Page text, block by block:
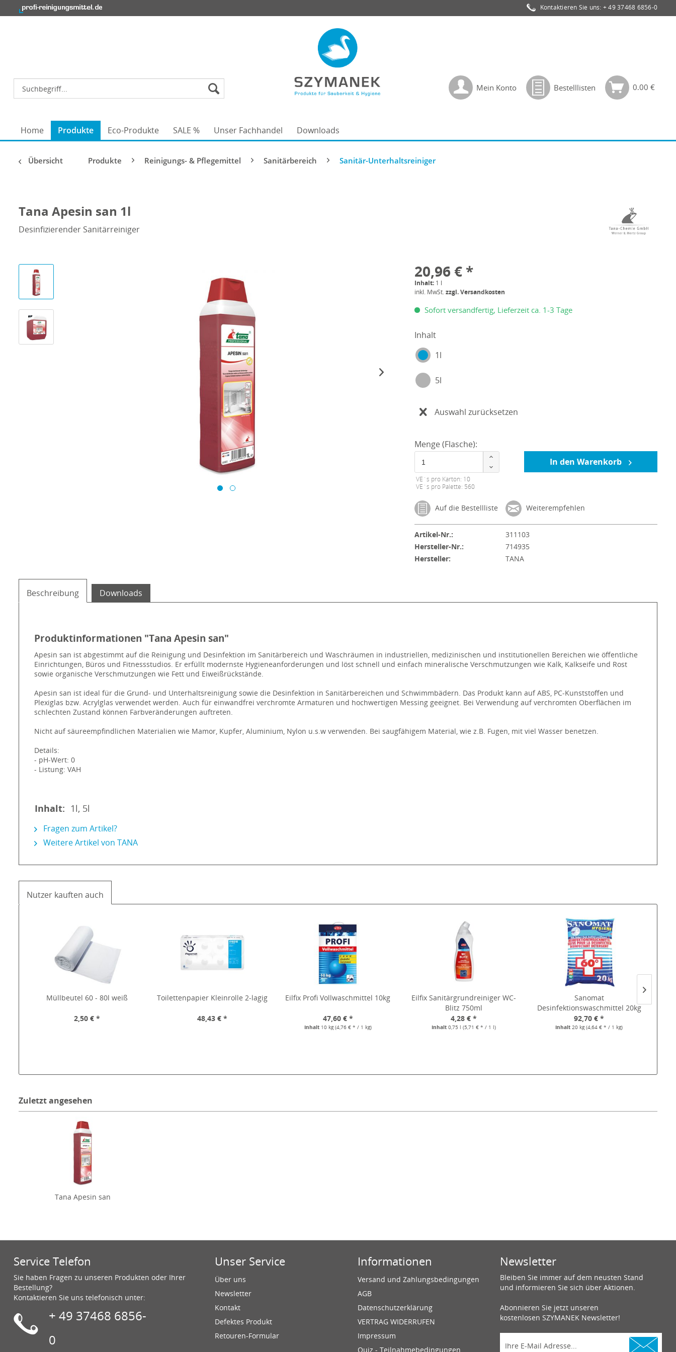
Kontaktieren Sie uns: + 49 37468 6856-0
Mein Konto Bestelllisten 0,00 €
Home Produkte Eco-Produkte SALE % Unser Fachhandel Downloads
Übersicht Produkte Reinigungs- & Pflegemittel Sanitärbereich Sanitär-Unterhaltsreiniger
Tana Apesin san 1l
Desinfizierender Sanitärreiniger
20,96 € *
Inhalt: 1 l
inkl. MwSt.zzgl. Versandkosten
Sofort versandfertig, Lieferzeit ca. 1-3 Tage
Inhalt
1l
5l
Auswahl zurücksetzen
Menge (Flasche):
VE´s pro Karton: 10
VE´s pro Palette: 560
In den Warenkorb
Auf die Bestellliste Weiterempfehlen
Artikel-Nr.:
311103
Hersteller-Nr.:
714935
Hersteller:
TANA
Beschreibung Downloads
Produktinformationen "Tana Apesin san"
Apesin san ist abgestimmt auf die Reinigung und Desinfektion im Sanitärbereich und Waschräumen in industriellen, medizinischen und institutionellen Bereichen wie öffentliche
Einrichtungen, Büros und Fitnessstudios. Er erfüllt modernste Hygieneanforderungen und löst schnell und einfach mineralische Verschmutzungen wie Kalk, Kalkseife und Rost
sowie organische Verschmutzungen wie Fett und Eiweißrückstände.
Apesin san ist ideal für die Grund- und Unterhaltsreinigung sowie die Desinfektion in Sanitärbereichen und Schwimmbädern. Das Produkt kann auf ABS, PC-Kunststoffen und
Plexiglas bzw. Acrylglas verwendet werden. Auch für einwandfrei verchromte Armaturen und hochwertigen Messing geeignet. Bei Verwendung auf verchromten Oberflächen im
schlechten Zustand können Farbveränderungen auftreten.
Nicht auf säureempfindlichen Materialien wie Mamor, Kupfer, Aluminium, Nylon u.s.w verwenden. Bei saugfähigem Material, wie z.B. Fugen, mit viel Wasser benetzen.
Details:
- pH-Wert: 0
- Listung: VAH
Inhalt: 1l, 5l
Fragen zum Artikel?
Weitere Artikel von TANA
Nutzer kauften auch
Müllbeutel 60 - 80l weiß
2,50 € *
Toilettenpapier Kleinrolle 2-lagig
48,43 € *
Eilfix Profi Vollwaschmittel 10kg
47,60 € *
Inhalt 10 kg(4,76 € * / 1 kg)
Eilfix Sanitärgrundreiniger WC-
Blitz 750ml
4,28 € *
Inhalt 0,75 l (5,71 € * / 1 l)
Sanomat
Desinfektionswaschmittel 20kg
92,70 € *
Inhalt20 kg(4,64 € * / 1 kg)
Zuletzt angesehen
Tana Apesin san
Service Telefon
Sie haben Fragen zu unseren Produkten oder Ihrer
Bestellung?
Kontaktieren Sie uns telefonisch unter:
+ 49 37468 6856-
0
Unser Service
Über uns
Newsletter
Kontakt
Defektes Produkt
Retouren-Formular
Informationen
Versand und Zahlungsbedingungen
AGB
Datenschutzerklärung
VERTRAG WIDERRUFEN
Impressum
Quiz - Teilnahmebedingungen
Newsletter
Bleiben Sie immer auf dem neusten Stand
und informieren Sie sich über Aktionen.
Abonnieren Sie jetzt unseren
kostenlosen SZYMANEK Newsletter!